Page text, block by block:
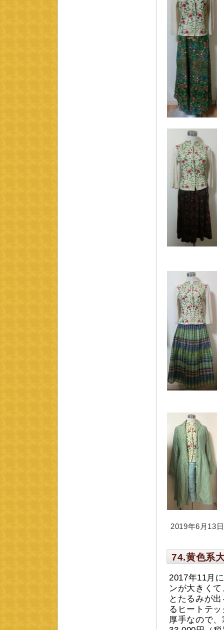
2019年6月13
74.黄色系
2017年11月
ンが大きく
とたるみが
るヒートテ
厚手なので